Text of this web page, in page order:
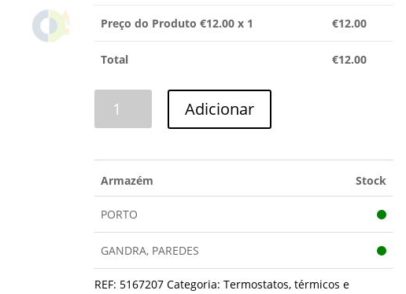
Preço do Produto €12.00 x 1 €12.00
Total €12.00
Adicionar
Armazém Stock
PORTO
GANDRA, PAREDES
REF: 5167207 Categoria:Termostatos, térmicos e